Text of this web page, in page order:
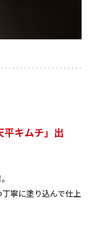
平キムチ」出
寧に塗り込んで仕上